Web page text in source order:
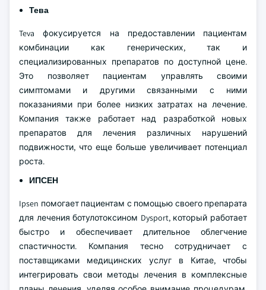
Тева
Teva фокусируется на предоставлении пациентам
комбинации как генерических, так и
специализированных препаратов по доступной цене.
Это позволяет пациентам управлять своими
симптомами и другими связанными с ними
показаниями при более низких затратах на лечение.
Компания также работает над разработкой новых
препаратов для лечения различных нарушений
подвижности, что еще больше увеличивает потенциал
роста.
ИПСЕН
Ipsen помогает пациентам с помощью своего препарата
для лечения ботулотоксином Dysport, который работает
быстро и обеспечивает длительное облегчение
спастичности. Компания тесно сотрудничает с
поставщиками медицинских услуг в Китае, чтобы
интегрировать свои методы лечения в комплексные